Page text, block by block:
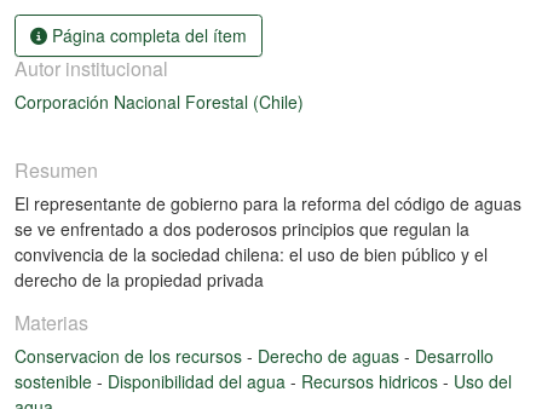
Página completa del ítem
Autor institucional
Corporación Nacional Forestal (Chile)
Resumen
El representante de gobierno para la reforma del código de aguas
se ve enfrentado a dos poderosos principios que regulan la
convivencia de la sociedad chilena: el uso de bien público y el
derecho de la propiedad privada
Materias
Conservacion de los recursos - Derecho de aguas - Desarrollo
sostenible - Disponibilidad del agua - Recursos hidricos - Uso del